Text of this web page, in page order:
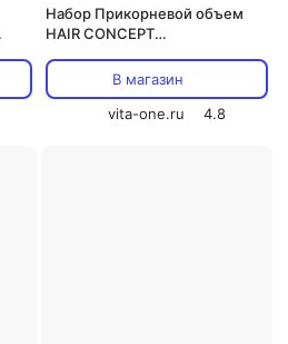
Набор Прикорневой объем
HAIR CONCEPT
В магазин
vita-one.ru
4.8